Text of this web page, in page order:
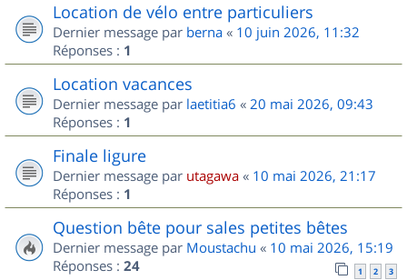
Location de vélo entre particuliers
Dernier message par berna « 10 juin 2026, 11:32
Réponses : 1
Location vacances
Dernier message par laetitia6 « 20 mai 2026, 09:43
Réponses : 1
Finale ligure
Dernier message par utagawa « 10 mai 2026, 21:17
Réponses : 1
Question bête pour sales petites bêtes
Dernier message par Moustachu « 10 mai 2026, 15:19
Réponses : 24 1 2 3